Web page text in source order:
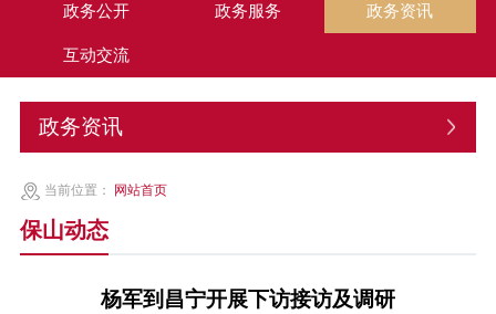
政务公开 政务服务 政务资讯
互动交流
政务资讯
当前位置： 网站首页
保山动态
杨军到昌宁开展下访接访及调研